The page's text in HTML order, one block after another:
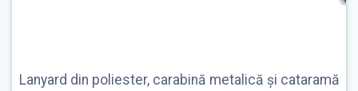
Lanyard din poliester, carabină metalică și cataramă